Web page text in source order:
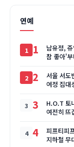
연예
1
남유정,
참 좋아'
2
서울 서도
여정 집대
3
H.O.T 토
여전히 뜨
4
피프티피
지하철 무